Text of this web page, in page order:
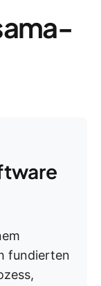
fundierten